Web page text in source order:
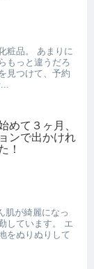
粧品。 あまりに
もっと違うだろ
見つけて、予約
めて３ヶ月、
ンで出かけれ
！
肌が綺麗になっ
しています。 エ
をぬりぬりして